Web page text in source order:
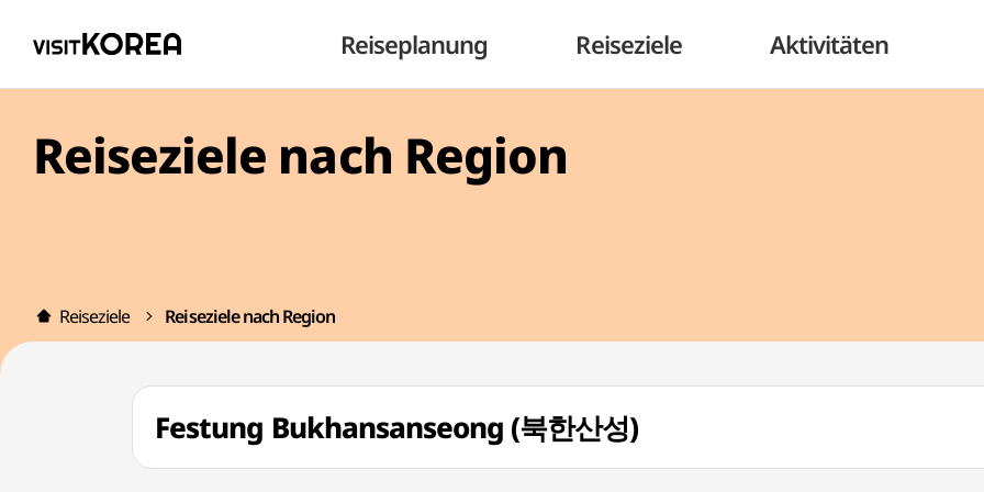
Reiseplanung Reiseziele Aktivitäten
Reiseziele nach Region
Reiseziele Reiseziele nach Region
Festung Bukhansanseong (북한산성)